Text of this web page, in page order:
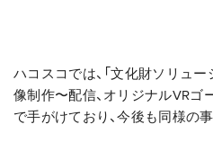
ハコスコでは、「文化財ソリュ
像制作〜配信、オリジナルVR
で手がけており、今後も同様の